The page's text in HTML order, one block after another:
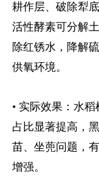
耕作层、破除犁
活性酵素可分解
除红锈水，降解
供氧环境。
• 实际效果：水
占比显著提高，
苗、坐蔸问题，
增强。